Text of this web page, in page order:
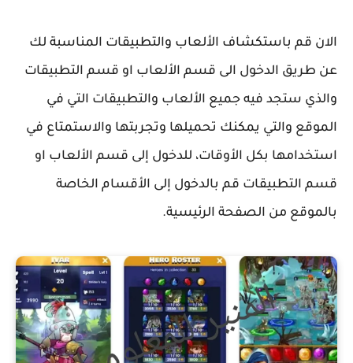
الان قم باستكشاف الألعاب والتطبيقات المناسبة لك
عن طريق الدخول الى قسم الألعاب او قسم التطبيقات
والذي ستجد فيه جميع الألعاب والتطبيقات التي في
الموقع والتي يمكنك تحميلها وتجربتها والاستمتاع في
استخدامها بكل الأوقات، للدخول إلى قسم الألعاب او
قسم التطبيقات قم بالدخول إلى الأقسام الخاصة
بالموقع من الصفحة الرئيسية.